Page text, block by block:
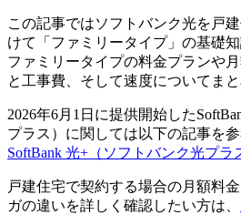
この記事ではソフトバンク光を戸
けて「ファミリータイプ」の基礎
ファミリータイプの料金プランや
と工事費、そして速度についてまと
2026年6月1日に提供開始した
プラス）に関しては以下の記事を参
SoftBank 光+（ソフトバンク光プラ
戸建住宅で契約する場合の月額料
ガの違いを詳しく確認したい方は、